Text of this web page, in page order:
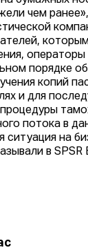
чем
операторы
порядке
копий
и для
потока в
ситуация на
в SPSR